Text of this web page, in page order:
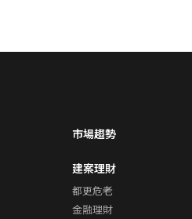
市場趨勢
建案理財
都更危老
金融理財